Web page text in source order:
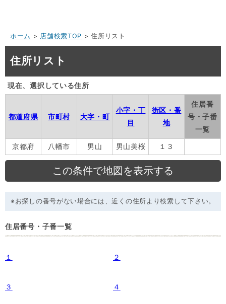
ホーム > 店舗検索TOP > 住所リスト
住所リスト
現在、選択している住所
都道府県 市町村 大字・町
小字・丁
目
街区・番
地
住居番
号・子番
一覧
京都府
八幡市 男山 男山美桜 １３
※お探しの番号がない場合には、近くの住所より検索して下さい。
住居番号・子番一覧
１ ２
３ ４